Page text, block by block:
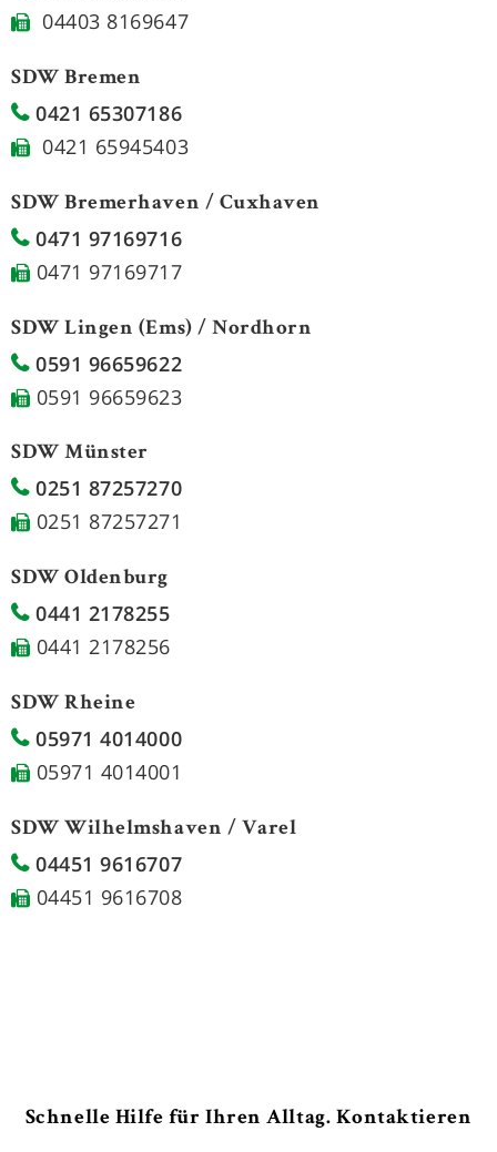
04403 8169647
SDW Bremen
0421 65307186
0421 65945403
SDW Bremerhaven / Cuxhaven
0471 97169716
0471 97169717
SDW Lingen (Ems) / Nordhorn
0591 96659622
0591 96659623
SDW Münster
0251 87257270
0251 87257271
SDW Oldenburg
0441 2178255
0441 2178256
SDW Rheine
05971 4014000
05971 4014001
SDW Wilhelmshaven / Varel
04451 9616707
04451 9616708
Schnelle Hilfe für Ihren Alltag. Kontaktieren